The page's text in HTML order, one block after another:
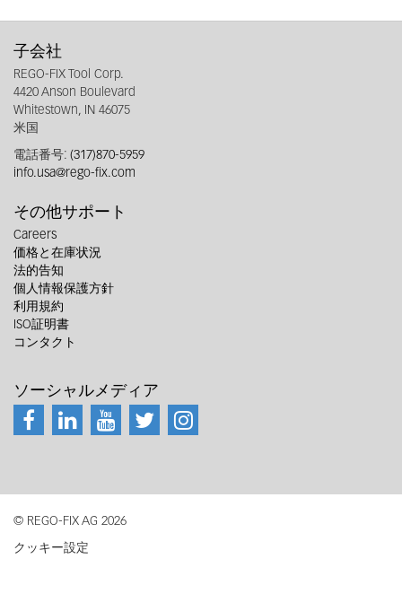
子会社
REGO-FIX Tool Corp.
4420 Anson Boulevard
Whitestown, IN 46075
米国
電話番号: (317)870-5959
info.usa@rego-fix.com
その他サポート
Careers
価格と在庫状況
法的告知
個人情報保護方針
利用規約
ISO証明書
コンタクト
ソーシャルメディア
© REGO-FIX AG 2026
クッキー設定